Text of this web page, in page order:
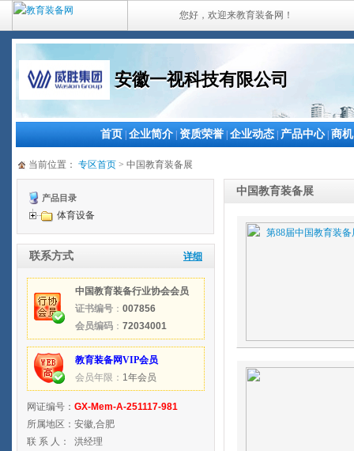
您好，欢迎来教育装备网！
安徽一视科技有限公司
首页 企业简介 资质荣誉 企业动态 产品中心| 商机
当前位置： 专区首页 > 中国教育装备展
产品目录
体育设备
联系方式 详细
中国教育装备行业协会会员
证书编号 ： 007856
会员编码 ： 72034001
教育装备网VIP会员
会员年限： 1年会员
网证编号： GX-Mem-A-251117-981
所属地区： 安徽,合肥
联 系 人：
洪经理
中国教育装备展